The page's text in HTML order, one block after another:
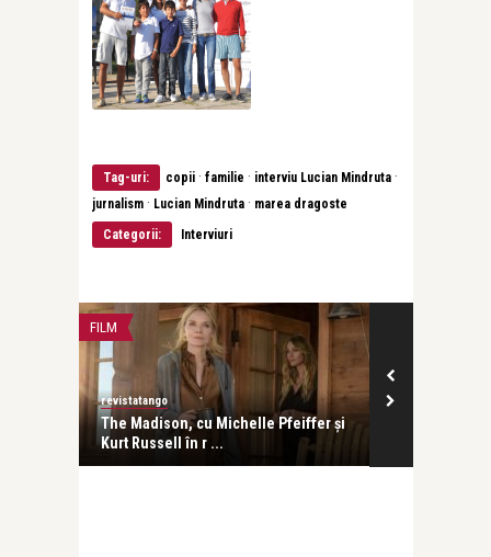
Tag-uri: copii · familie · interviu Lucian Mindruta ·
jurnalism · Lucian Mindruta · marea dragoste
Categorii:
Interviuri
cu Michelle Pfeiffer și
LIFE
revistatango
Ela Crăciun, între bijuterii, diamante,
emoții și pr ...